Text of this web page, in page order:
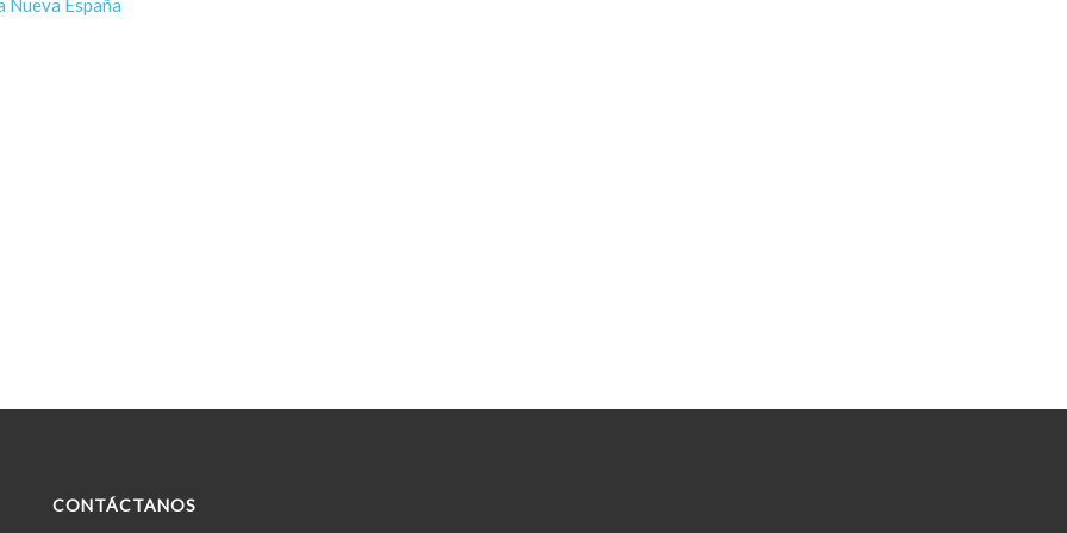
Nueva España
CONTÁCTANOS